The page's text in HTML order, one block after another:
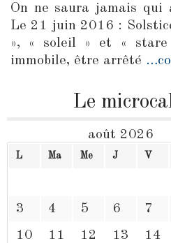
On ne saura jamais qui
Le 21 juin 2016 :
», « soleil » et « stare
immobile, être arrêté
Le
août 2026
L Ma Me J V
3
4 5 6 7
10
11 12 13 14